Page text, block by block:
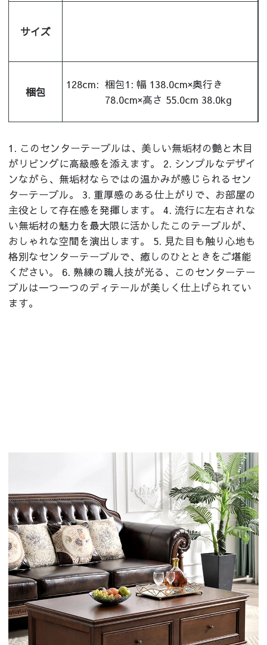
サイズ
梱包
128cm: 梱包1: 幅 138.0cm×奥行き
78.0cm×高さ 55.0cm 38.0kg
1. このセンターテーブルは、美しい無垢材の艶と木目
がリビングに高級感を添えます。 2. シンプルなデザイ
ンながら、無垢材ならではの温かみが感じられるセン
ターテーブル。 3. 重厚感のある仕上がりで、お部屋の
主役として存在感を発揮します。 4. 流行に左右されな
い無垢材の魅力を最大限に活かしたこのテーブルが、
おしゃれな空間を演出します。 5. 見た目も触り心地も
格別なセンターテーブルで、癒しのひとときをご堪能
ください。 6. 熟練の職人技が光る、このセンターテー
ブルは一つ一つのディテールが美しく仕上げられてい
ます。